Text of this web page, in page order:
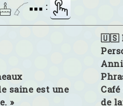
:
🇺🇸
saine est une
»
Café
de